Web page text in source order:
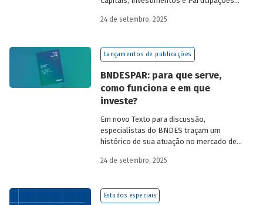
novas empresas investidas pela
Finanças e Gente e Gestão da Santa Clara
Agrociência Industrial, e Eduardo Couto,
importância da atuação de bancos de
desenvolvimento no mercado de capitais,
a nova estratégia do BNDES e os planos
24 de setembro, 2025
Lançamentos de publicações
BNDESPAR: para que serve,
como funciona e em que
investe?
Em novo Texto para discussão,
especialistas do BNDES traçam um
histórico de sua atuação no mercado de
atividade para o desenvolvimento e
investimentos da BNDESPAR.
24 de setembro, 2025
Estudos especiais